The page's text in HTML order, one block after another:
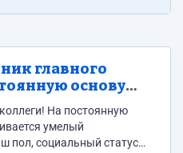
главного
основу
Приложения,
На постоянную
умелый
пол, социальный статус,